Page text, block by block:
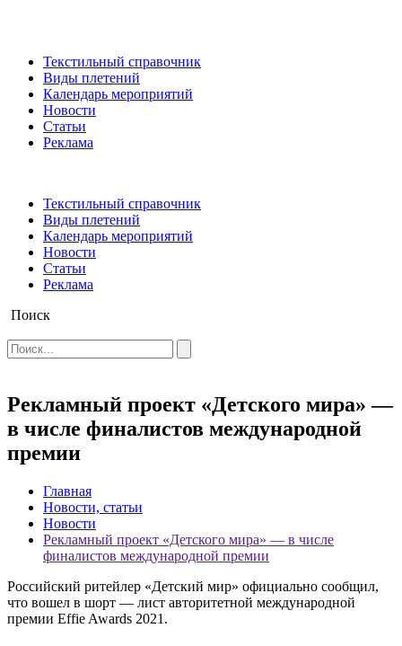
Текстильный справочник
Виды плетений
Календарь мероприятий
Новости
Статьи
Реклама
Текстильный справочник
Виды плетений
Календарь мероприятий
Новости
Статьи
Реклама
Поиск
Рекламный проект «Детского мира» —
в числе финалистов международной
премии
Главная
Новости, статьи
Новости
Рекламный проект «Детского мира» — в числе
финалистов международной премии
Российский ритейлер «Детский мир» официально сообщил,
что вошел в шорт — лист авторитетной международной
премии Effie Awards 2021.